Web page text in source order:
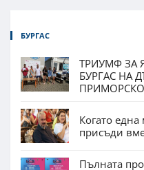
БУРГАС
ТРИУМФ ЗА
БУРГАС НА
ПРИМОРСКО
Когато
присъди
Пълната